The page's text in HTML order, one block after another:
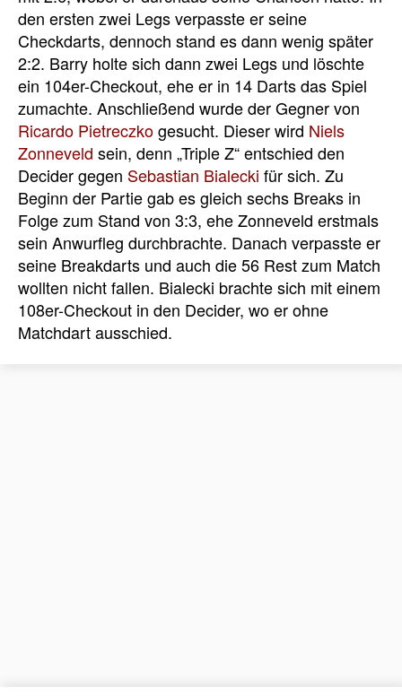
den ersten zwei Legs verpasste er seine
Checkdarts, dennoch stand es dann wenig später
2:2. Barry holte sich dann zwei Legs und löschte
ein 104er-Checkout, ehe er in 14 Darts das Spiel
zumachte. Anschließend wurde der Gegner von
Ricardo Pietreczkogesucht. Dieser wird Niels
Zonneveld sein, denn „Triple Z“ entschied den
Decider gegen Sebastian Bialecki für sich. Zu
Beginn der Partie gab es gleich sechs Breaks in
Folge zum Stand von 3:3, ehe Zonneveld erstmals
sein Anwurfleg durchbrachte. Danach verpasste er
seine Breakdarts und auch die 56 Rest zum Match
wollten nicht fallen. Bialecki brachte sich mit einem
108er-Checkout in den Decider, wo er ohne
Matchdart ausschied.